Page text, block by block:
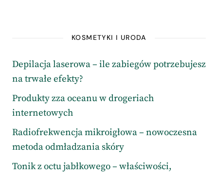
KOSMETYKI I URODA
Depilacja laserowa – ile zabiegów potrzebujesz
na trwałe efekty?
Produkty zza oceanu w drogeriach
internetowych
Radiofrekwencja mikroigłowa – nowoczesna
metoda odmładzania skóry
Tonik z octu jabłkowego – właściwości,